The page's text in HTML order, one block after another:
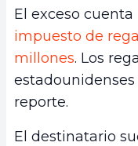
El exceso cuenta
impuesto de
millones. Los
reporte.
El destinatario